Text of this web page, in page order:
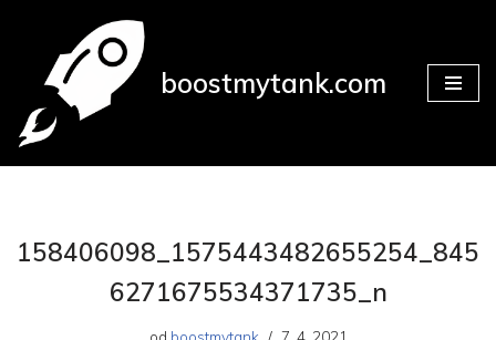
Přeskočit
obsah
boostmytank.com
158406098_1575443482655254_845
6271675534371735_n